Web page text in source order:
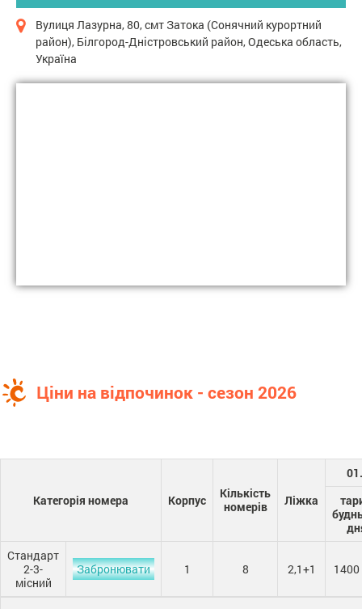
Вулиця Лазурна, 80, смт Затока (Сонячний курортний
район), Білгород-Дністровський район, Одеська область,
Україна
Ціни на відпочинок - сезон 2026
Категорія номера Корпус
Кількість
номерів
Ліжка
Стандарт
2-3-
місний
Забронювати 1 8 2,1+1 1400